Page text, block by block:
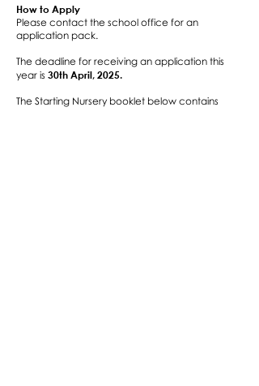
How to Apply
Please contact the school office for an
application pack.​
The deadline for receiving an application this
year is 30th April, 2025.
​The Starting Nursery booklet below contains